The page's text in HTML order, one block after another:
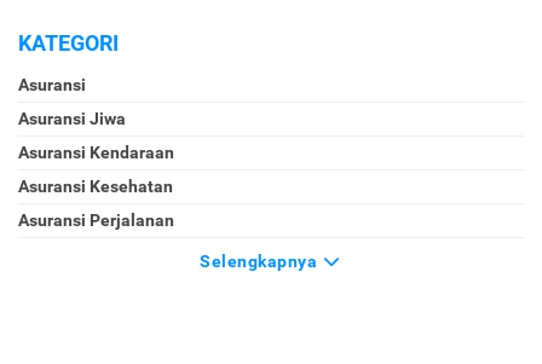
KATEGORI
Asuransi
Asuransi Jiwa
Asuransi Kendaraan
Asuransi Kesehatan
Asuransi Perjalanan
Selengkapnya